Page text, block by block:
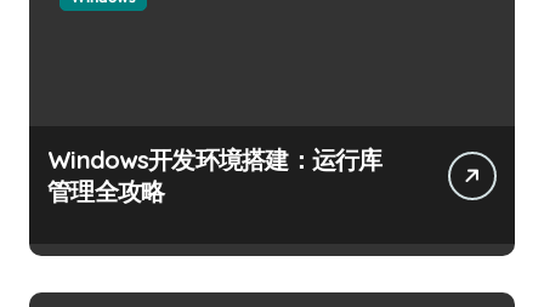
Windows开发环境搭建：运行库
管理全攻略